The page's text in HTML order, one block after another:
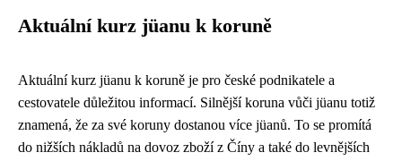
Aktuální kurz jüanu k koruně
Aktuální kurz jüanu k koruně je pro české podnikatele a
cestovatele důležitou informací. Silnější koruna vůči jüanu totiž
znamená, že za své koruny dostanou více jüanů. To se promítá
do nižších nákladů na dovoz zboží z Číny a také do levnějších